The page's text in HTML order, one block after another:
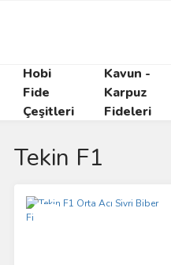
Hobi
Fide
Çeşitleri
Kavun -
Karpuz
Fideleri
Tekin F1